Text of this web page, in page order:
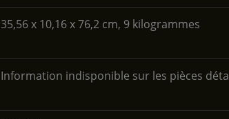
‎35,56 x 10,16 x 76,2 cm, 9 kilogrammes
‎Information indisponible sur les pièces